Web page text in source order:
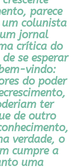
parece
colunista
jornal
crítica do
se esperar
vindo:
do poder
ter
de outro
verdade, o
cumpre a
uma